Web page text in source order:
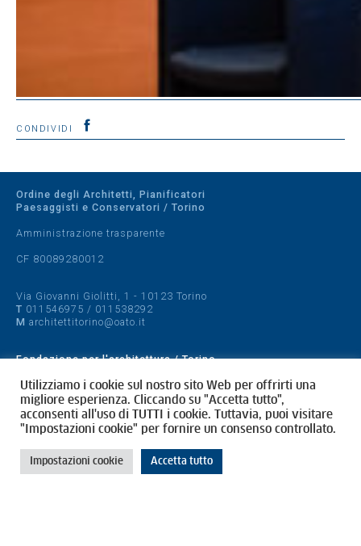
CONDIVIDI
Ordine degli Architetti, Pianificatori
Paesaggisti e Conservatori / Torino
Amministrazione trasparente
CF 80089280012
Via Giovanni Giolitti, 1 - 10123 Torino
T 011546975 / 011538292
M architettitorino@oato.it
Fondazione per l'architettura / Torino
Designed by quattrolinee.it
Cookie Policy
Privacy Policy
Utilizziamo i cookie sul nostro sito Web per offrirti una
migliore esperienza. Cliccando su "Accetta tutto",
acconsenti all'uso di TUTTI i cookie. Tuttavia, puoi visitare
"Impostazioni cookie" per fornire un consenso controllato.
Impostazioni cookie Accetta tutto